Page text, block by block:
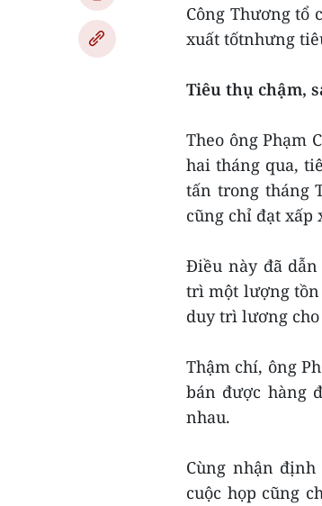
Công Thương tổ
xuất tốtnhưng
Tiêu thụ chậm,
Theo ông Phạm
hai tháng qua,
tấn trong tháng
cũng chỉ đạt xấp
Điều này đã
trì một lượng tồn
duy trì lương
Thậm chí, ông
bán được hàng
nhau.
Cùng nhận
cuộc họp cũng